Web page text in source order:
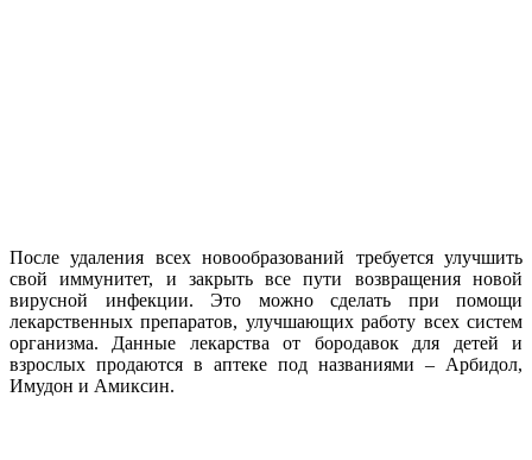
После удаления всех новообразований требуется улучшить
свой иммунитет, и закрыть все пути возвращения новой
вирусной инфекции. Это можно сделать при помощи
лекарственных препаратов, улучшающих работу всех систем
организма. Данные лекарства от бородавок для детей и
взрослых продаются в аптеке под названиями – Арбидол,
Имудон и Амиксин.